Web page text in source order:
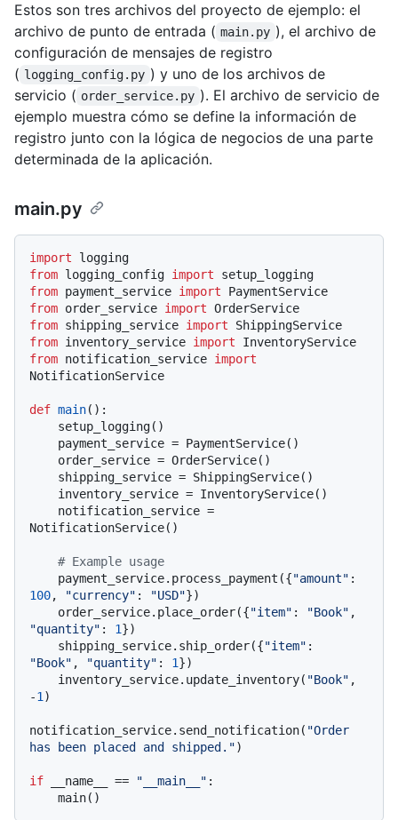
Estos son tres archivos del proyecto de ejemplo: el
archivo de punto de entrada ( main.py ), el archivo de
configuración de mensajes de registro
( logging_config.py ) y uno de los archivos de
servicio ( order_service.py ). El archivo de servicio de
ejemplo muestra cómo se define la información de
registro junto con la lógica de negocios de una parte
determinada de la aplicación.
main.py
import
from logging_config import
from payment_service import
from order_service import
from shipping_service import
from inventory_service import
from notification_service import
NotificationService
def main():
NotificationService()
# Example usage
    payment_service.process_payment({
"amount"
100, "currency" : "USD"})
    order_service.place_order({
"item" : "Book"
"quantity" : 1})
    shipping_service.ship_order({
"item"
"Book" , "quantity" : 1})
    inventory_service.update_inventory(
"Book" ,
-1 )
notification_service.send_notification( "Order
has been placed and shipped.")
if __name__ == "__main__" :